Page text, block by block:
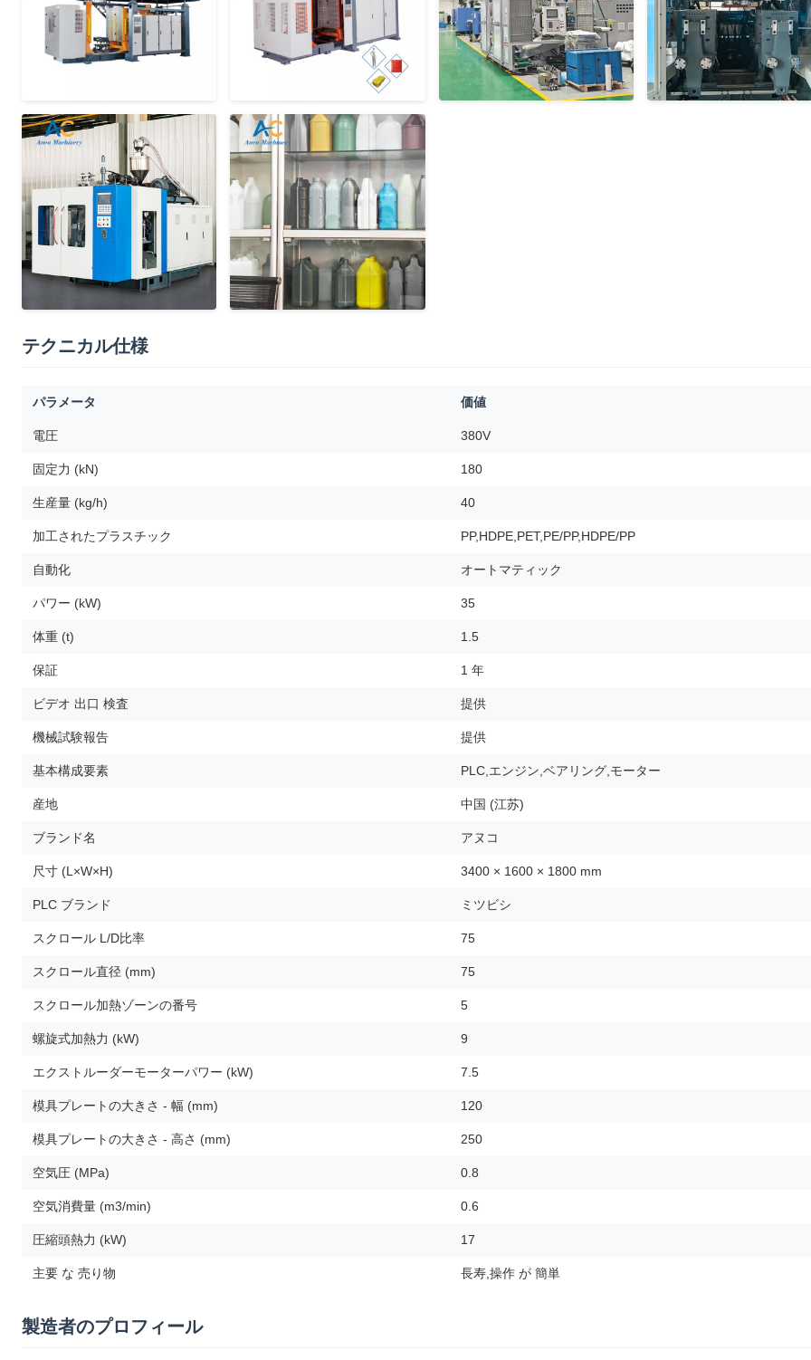
テクニカル仕様
パラメータ 価値
電圧 380V
固定力 (kN) 180
生産量 (kg/h) 40
加工されたプラスチック PP,HDPE,PET,PE/PP,HDPE/PP
自動化 オートマティック
パワー (kW) 35
体重 (t) 1.5
保証 1 年
ビデオ 出口 検査 提供
機械試験報告 提供
基本構成要素 PLC,エンジン,ベアリング,モーター
産地 中国 (江苏)
ブランド名 アヌコ
尺寸 (L×W×H) 3400 × 1600 × 1800 mm
PLC ブランド ミツビシ
スクロール L/D比率 75
スクロール直径 (mm) 75
スクロール加熱ゾーンの番号 5
螺旋式加熱力 (kW) 9
エクストルーダーモーターパワー (kW) 7.5
模具プレートの大きさ - 幅 (mm) 120
模具プレートの大きさ - 高さ (mm) 250
空気圧 (MPa) 0.8
空気消費量 (m3/min) 0.6
圧縮頭熱力 (kW) 17
主要 な 売り物 長寿,操作 が 簡単
製造者のプロフィール